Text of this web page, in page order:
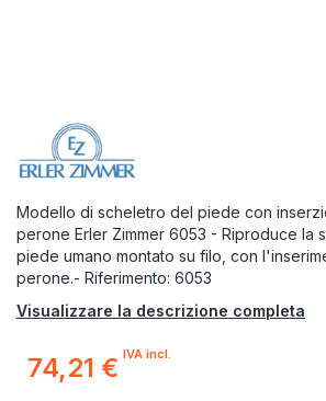
Modello di scheletro del piede con
perone Erler Zimmer 6053 - Riproduce la
piede umano montato su filo, con
perone.- Riferimento: 6053
Visualizzare la descrizione completa
74,21 € IVA incl.